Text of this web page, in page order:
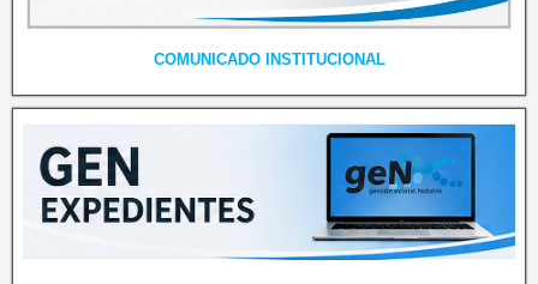
COMUNICADO INSTITUCIONAL